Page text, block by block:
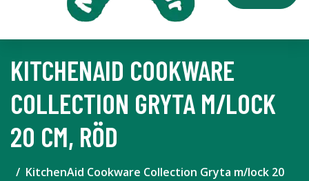
KITCHENAID COOKWARE
COLLECTION GRYTA M/LOCK
20 CM, RÖD
KitchenAid Cookware Collection Gryta m/lock 20